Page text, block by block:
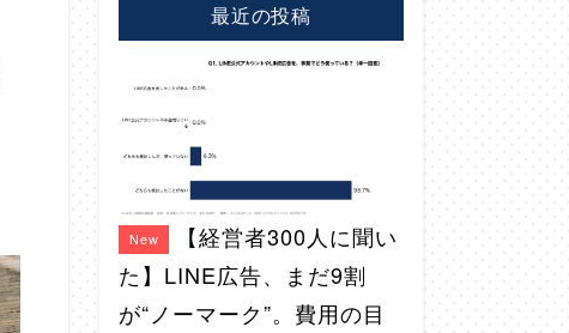
最近の投稿
New
【経営者300人に聞い
た】LINE広告、まだ9割
が“ノーマーク”。費用の目